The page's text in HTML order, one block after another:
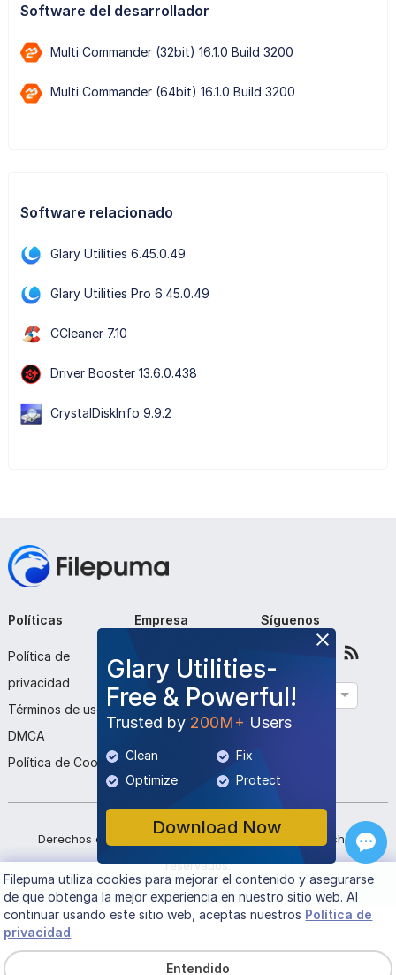
Software del desarrollador
Multi Commander (32bit) 16.1.0 Build 3200
Multi Commander (64bit) 16.1.0 Build 3200
Software relacionado
Glary Utilities 6.45.0.49
Glary Utilities Pro 6.45.0.49
CCleaner 7.10
Driver Booster 13.6.0.438
CrystalDiskInfo 9.9.2
Glary Utilities-
Free & Powerful!
Trusted by 200M+ Users
Clean
Fix
Optimize
Protect
Download Now
Políticas
Política de
privacidad
Términos de uso
DMCA
Política de Cookies
Empresa
Sobre nosotros
Contáctenos
Enviar programa
Síguenos
Español
Derechos de autor ©
. Todos los derechos
reservados.
Filepumautiliza cookies para mejorar el contenido y asegurarse
de que obtenga la mejor experiencia en nuestro sitio web. Al
continuar usando este sitio web, aceptas nuestros Política de
privacidad.
Entendido